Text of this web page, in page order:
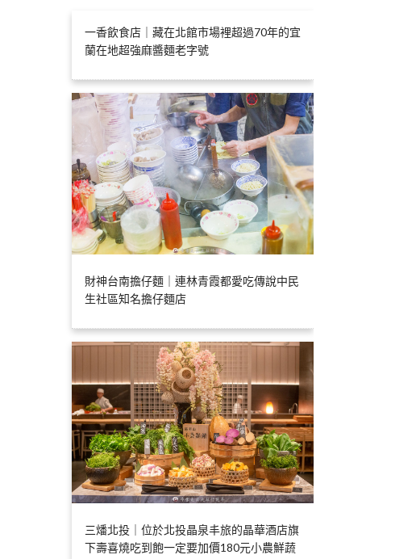
一香飲食店｜藏在北館市場裡超過70年的宜
蘭在地超強麻醬麵老字號
財神台南擔仔麵｜連林青霞都愛吃傳說中民
生社區知名擔仔麵店
三燔北投｜位於北投晶泉丰旅的晶華酒店旗
下壽喜燒吃到飽一定要加價180元小農鮮蔬